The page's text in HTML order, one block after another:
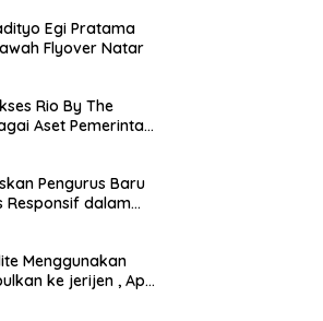
Egi Pratama
Flyover Natar
Rio By The
Aset Pemerintah
Pengurus Baru
Responsif dalam
Menggunakan
ke jerijen , Apri